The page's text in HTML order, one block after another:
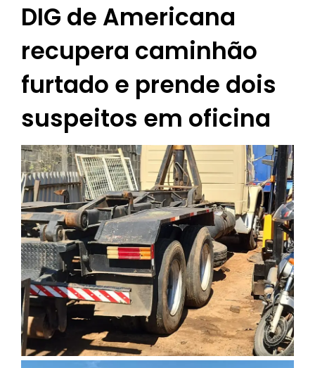
DIG de Americana
recupera caminhão
furtado e prende dois
suspeitos em oficina